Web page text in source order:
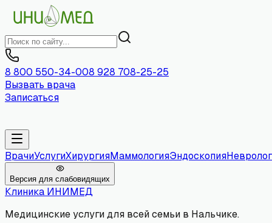
8 800 550-34-008 928 708-25-25
Вызвать врача
Записаться
ВрачиУслугиХирургияМаммологияЭндоскопия
Версия для слабовидящих
Клиника ИНИМЕД
Медицинские услуги для всей семьи в Нальчике.